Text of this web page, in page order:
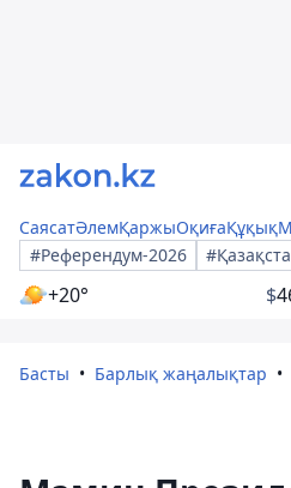
СаясатӘлемҚаржыОқиғаҚұқық
#Референдум-2026
+20° $
Басты Барлық жаңалықтар